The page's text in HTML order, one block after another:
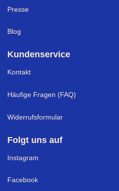
Presse
Blog
Kundenservice
Kontakt
Häufige Fragen (FAQ)
Widerrufsformular
Folgt uns auf
Instagram
Facebook